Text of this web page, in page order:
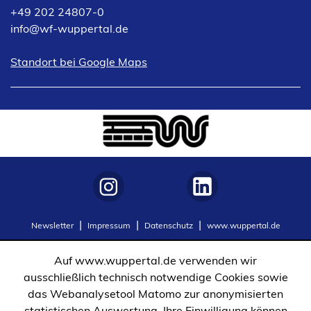
+49 202 24807-0
info
wf-wuppertal de
Standort bei Google Maps
(Öffnet
neuen
Newsletter
in
Impressum Datenschutz www.wuppertal.de
in
Auf www.wuppertal.de verwenden wir
ausschließlich technisch notwendige Cookies sowie
das Webanalysetool Matomo zur anonymisierten